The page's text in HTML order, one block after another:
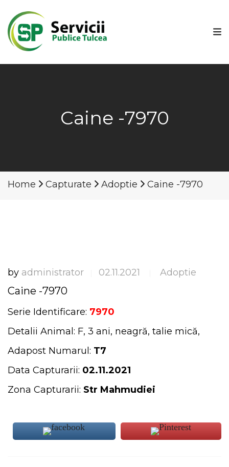
Caine -7970
Home Capturate Adoptie Caine -7970
by administrator 02.11.2021 Adoptie
Caine -7970
Serie Identificare: 7970
Detalii Animal: F, 3 ani, neagră, talie mică,
Adapost Numarul: T7
Data Capturarii: 02.11.2021
Zona Capturarii: Str Mahmudiei